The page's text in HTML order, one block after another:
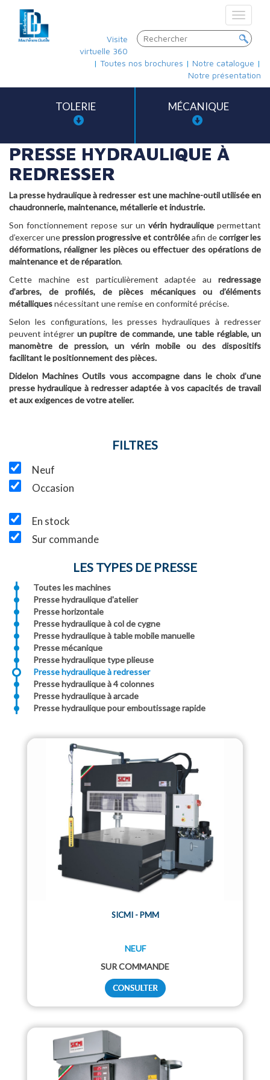
Toggle
Visite
virtuelle 360
| Toutes nos brochures | Notre catalogue |
Notre présentation
TOLERIE MÉCANIQUE
PRESSE HYDRAULIQUE À
REDRESSER
La presse hydraulique à redresser est une machine-outil utilisée en
chaudronnerie, maintenance, métallerie et industrie.
Son fonctionnement repose sur un vérin hydraulique permettant
d’exercer unepression progressive et contrôléeafin decorriger les
déformations, réaligner les pièces ou effectuer des opérations de
maintenance et de réparation.
Cette machine est particulièrement adaptée au redressage
d’arbres, de profilés, de pièces mécaniques ou d’éléments
métalliquesnécessitant une remise en conformité précise.
Selon les configurations, les presses hydrauliques à redresser
peuvent intégrer un pupitre de commande, une table réglable, un
manomètre de pression, un vérin mobile ou des dispositifs
facilitant le positionnement des pièces.
Didelon Machines Outils vous accompagne dans le choix d’une
presse hydraulique à redresser adaptée à vos capacités de travail
et aux exigences de votre atelier.
FILTRES
Neuf
Occasion
En stock
Sur commande
LES TYPES DE PRESSE
Toutes les machines
Presse hydraulique d'atelier
Presse horizontale
Presse hydraulique à col de cygne
Presse hydraulique à table mobile manuelle
Presse mécanique
Presse hydraulique type plieuse
Presse hydraulique à redresser
Presse hydraulique à 4 colonnes
Presse hydraulique à arcade
Presse hydraulique pour emboutissage rapide
SICMI - PMM
NEUF
SUR COMMANDE